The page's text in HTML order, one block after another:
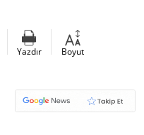
Yazdır Boyut